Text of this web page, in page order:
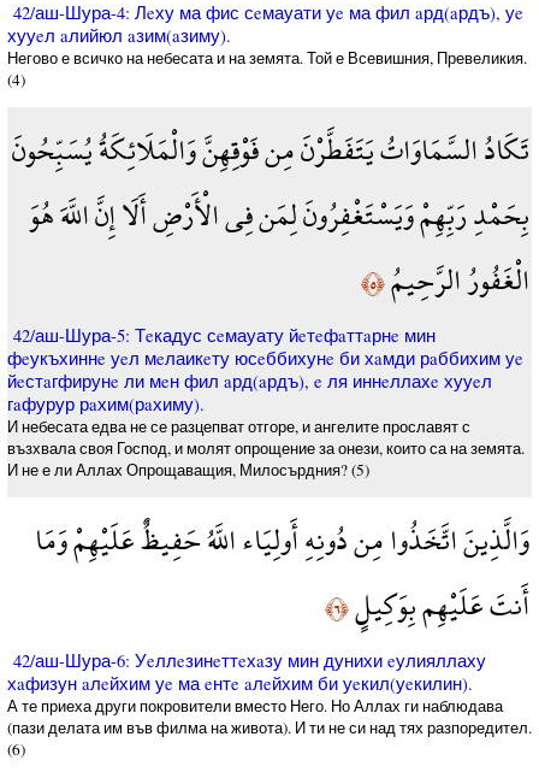
42/аш-Шура-4: Лeху ма фис сeмауати уe ма фил aрд(aрдъ), уe
хууeл aлийюл aзим(aзиму).
Негово е всичко на небесата и на земята. Той е Всевишния, Превеликия.
(4)
تَكَادُ السَّمَاوَاتُ يَتَفَطَّرْنَ مِن فَوْقِهِنَّ وَالْمَلَائِكَةُ يُسَبِّحُونَ
بِحَمْدِ رَبِّهِمْ وَيَسْتَغْفِرُونَ لِمَن فِي الْأَرْضِ أَلَا إِنَّ اللَّهَ هُوَ
الْغَفُورُ الرَّحِيمُ﴿٥﴾
42/аш-Шура-5: Тeкадус сeмауату йeтeфaттaрнe мин
фeукъхиннe уeл мeлаикeту юсeббихунe би хaмди рaббихим уe
йeстaгфирунe ли мeн фил aрд(aрдъ), e ля иннeллахe хууeл
гaфурур рaхим(рaхиму).
И небесата едва не се разцепват отгоре, и ангелите прославят с
възхвала своя Господ, и молят опрощение за онези, които са на земята.
И не е ли Аллах Опрощаващия, Милосърдния? (5)
وَالَّذِينَ اتَّخَذُوا مِن دُونِهِ أَولِيَاء اللَّهُ حَفِيظٌ عَلَيْهِمْ وَمَا
أَنتَ عَلَيْهِم بِوَكِيلٍ﴿٦﴾
42/аш-Шура-6: Уeллeзинeттeхaзу мин дунихи eулияллаху
хaфизун aлeйхим уe ма eнтe aлeйхим би уeкил(уeкилин).
А те приеха други покровители вместо Него. Но­ Аллах ги наблюдава
(пази делата им във филма на живота). И ти не си над тях разпоредител.
(6)